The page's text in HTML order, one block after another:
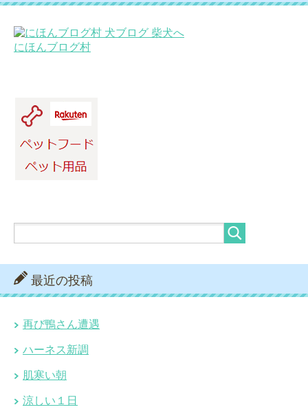
にほんブログ村
最近の投稿
再び鴨さん遭遇
ハーネス新調
肌寒い朝
涼しい１日